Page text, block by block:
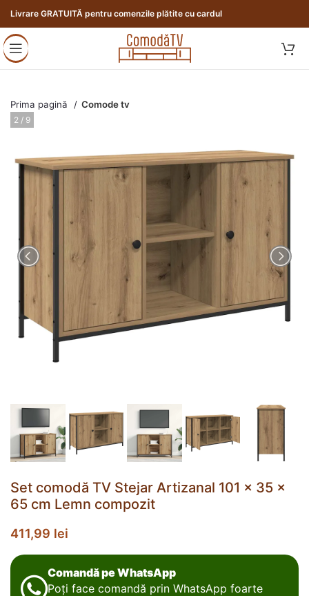
Livrare GRATUITĂ pentru comenzile plătite cu cardul
Prima pagină Comode tv
3 / 9
Set comodă TV Stejar Artizanal 101 x 35 x
65 cm Lemn compozit
411,99 lei
Comandă pe WhatsApp
Poți face comandă prin WhatsApp foarte